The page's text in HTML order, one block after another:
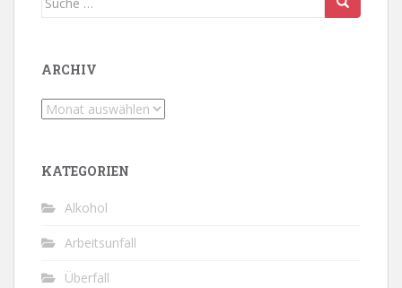
ARCHIV
Archiv
KATEGORIEN
Alkohol
Arbeitsunfall
Überfall